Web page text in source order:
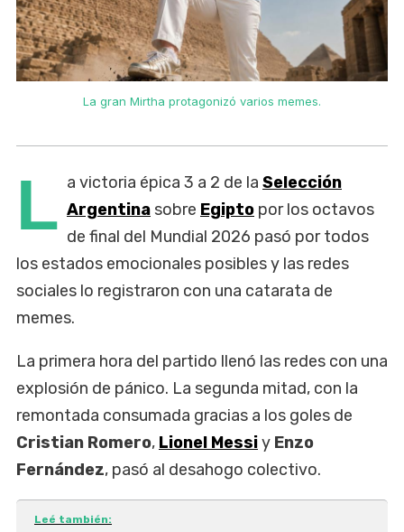
La gran Mirtha protagonizó varios memes.
L a victoria épica 3 a 2 de la Selección
Argentina sobre Egipto por los octavos
de final del Mundial 2026 pasó por todos
los estados emocionales posibles y las redes
sociales lo registraron con una catarata de
memes.
La primera hora del partido llenó las redes con una
explosión de pánico. La segunda mitad, con la
remontada consumada gracias a los goles de
Cristian Romero, Lionel Messiy Enzo
Fernández, pasó al desahogo colectivo.
Leé también: